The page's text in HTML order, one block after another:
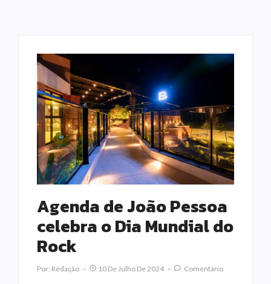
Agenda de João Pessoa
celebra o Dia Mundial do
Rock
Por: Redação 10 De Julho De 2024 Comentário